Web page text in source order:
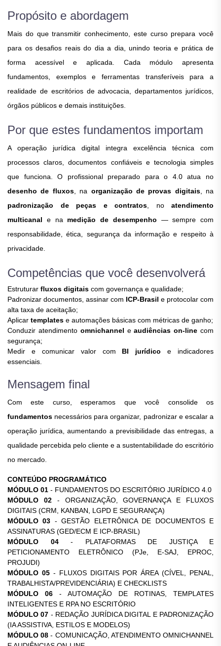
Propósito e abordagem
Mais do que transmitir conhecimento, este curso prepara você
para os desafios reais do dia a dia, unindo teoria e prática de
forma acessível e aplicada. Cada módulo apresenta
fundamentos, exemplos e ferramentas transferíveis para a
realidade de escritórios de advocacia, departamentos jurídicos,
órgãos públicos e demais instituições.
Por que estes fundamentos importam
A operação jurídica digital integra excelência técnica com
processos claros, documentos confiáveis e tecnologia simples
que funciona. O profissional preparado para o 4.0 atua no
desenho de fluxos, na organização de provas digitais, na
padronização de peças e contratos , no atendimento
multicanal e na medição de desempenho — sempre com
responsabilidade, ética, segurança da informação e respeito à
privacidade.
Competências que você desenvolverá
Estruturar fluxos digitais com governança e qualidade;
Padronizar documentos, assinar com ICP-Brasil e protocolar com
alta taxa de aceitação;
Aplicar templates e automações básicas com métricas de ganho;
Conduzir atendimento omnichannel eaudiências on-line com
segurança;
Medir e comunicar valor com BI jurídico e indicadores
essenciais.
Mensagem final
Com este curso, esperamos que você consolide os
fundamentos necessários para organizar, padronizar e escalar a
operação jurídica, aumentando a previsibilidade das entregas, a
qualidade percebida pelo cliente e a sustentabilidade do escritório
no mercado.
CONTEÚDO PROGRAMÁTICO
MÓDULO 01 - FUNDAMENTOS DO ESCRITÓRIO JURÍDICO 4.0
MÓDULO 02- ORGANIZAÇÃO, GOVERNANÇA E FLUXOS
DIGITAIS (CRM, KANBAN, LGPD E SEGURANÇA)
MÓDULO 03 - GESTÃO ELETRÔNICA DE DOCUMENTOS E
ASSINATURAS (GED/ECM E ICP-BRASIL)
MÓDULO 04- PLATAFORMAS DE JUSTIÇA E
PETICIONAMENTO ELETRÔNICO (PJe, E-SAJ, EPROC,
PROJUDI)
MÓDULO 05- FLUXOS DIGITAIS POR ÁREA (CÍVEL, PENAL,
TRABALHISTA/PREVIDENCIÁRIA) E CHECKLISTS
MÓDULO 06 - AUTOMAÇÃO DE ROTINAS, TEMPLATES
INTELIGENTES E RPA NO ESCRITÓRIO
MÓDULO 07 - REDAÇÃO JURÍDICA DIGITAL E PADRONIZAÇÃO
(IA ASSISTIVA, ESTILOS E MODELOS)
MÓDULO 08 - COMUNICAÇÃO, ATENDIMENTO OMNICHANNEL